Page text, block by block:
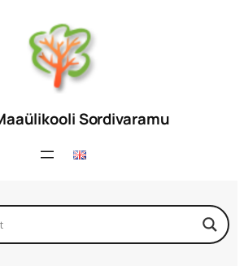
Sordivaramu